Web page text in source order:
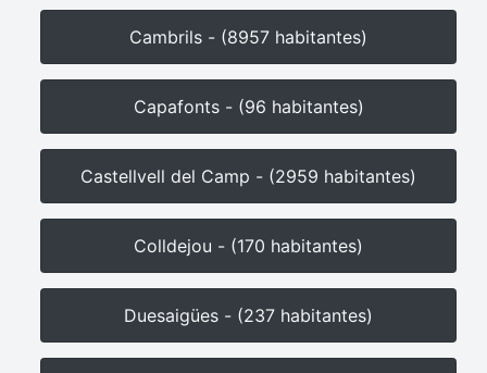
Cambrils - (8957 habitantes)
Capafonts - (96 habitantes)
Castellvell del Camp - (2959 habitantes)
Colldejou - (170 habitantes)
Duesaigües - (237 habitantes)